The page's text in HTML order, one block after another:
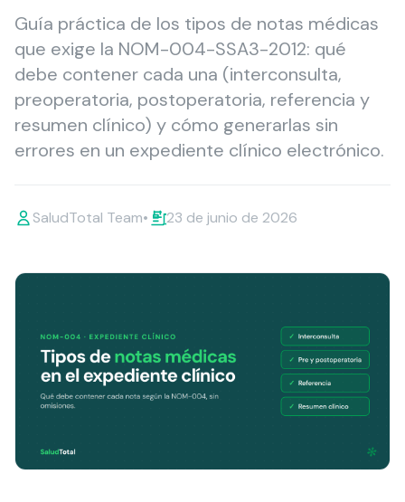
Guía práctica de los tipos de notas médicas
que exige la NOM-004-SSA3-2012: qué
debe contener cada una (interconsulta,
preoperatoria, postoperatoria, referencia y
resumen clínico) y cómo generarlas sin
errores en un expediente clínico electrónico.
SaludTotal Team• 23 de junio de 2026